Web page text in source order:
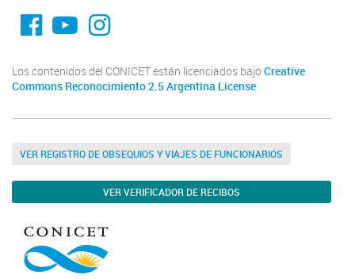
fa-facebook
YouTube
Instagram
Los contenidos del CONICET están licenciados bajo Creative
Commons Reconocimiento 2.5 Argentina License
VER REGISTRO DE OBSEQUIOS Y VIAJES DE FUNCIONARIOS
VER VERIFICADOR DE RECIBOS